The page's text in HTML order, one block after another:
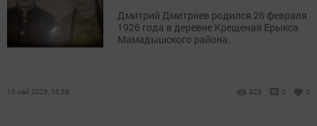
Дмитрий Дмитриев родился 26 февраля
1926 года в деревне Крещеная Ерыкса
Мамадышского района.
15 май 2026, 13:58 323 0 0